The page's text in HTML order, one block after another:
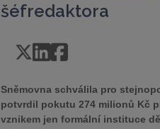
šéfredaktora
Sněmovna schválila pro
potvrdil pokutu 274 milionů Kč
vznikem jen formální instituce